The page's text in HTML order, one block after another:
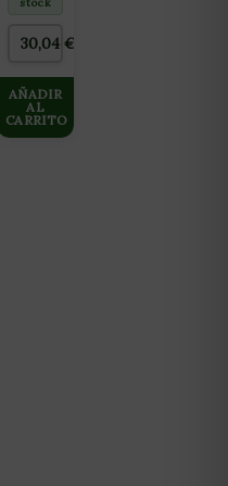
stock
30,04 €
AÑADIR
AL
CARRITO